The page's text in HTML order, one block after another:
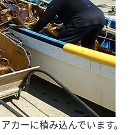
カーに積み込んでいます。